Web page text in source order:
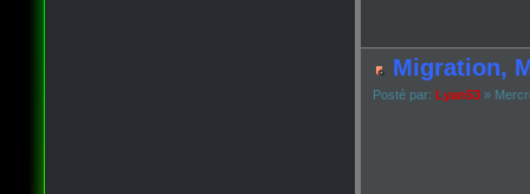
Migration,
Posté par: Lyan53 »